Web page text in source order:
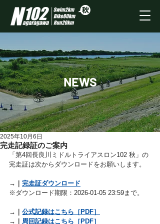
NEWS
完走記録証のご案内
2025年10月6日
「第4回長良川ミドルトライアスロン102 秋」の
完走証は次からダウンロードをお願いします。
→｜ 完走証ダウンロード
※ダウンロード期限： 2026-01-05 23:59まで。
→｜ 公式記録はこちら［PDF］
→｜ 周回記録はこちら［PDF］